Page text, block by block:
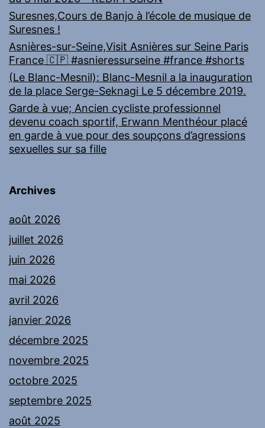
Suresnes,Cours de Banjo à l’école de musique de
Suresnes !
Asnières-sur-Seine,Visit Asnières sur Seine Paris
France 🇨🇵 #asnieressurseine #france #shorts
(Le Blanc-Mesnil): Blanc-Mesnil a la inauguration
de la place Serge-Seknagi Le 5 décembre 2019.
Garde à vue; Ancien cycliste professionnel
devenu coach sportif, Erwann Menthéour placé
en garde à vue pour des soupçons d’agressions
sexuelles sur sa fille
Archives
août 2026
juillet 2026
juin 2026
mai 2026
avril 2026
janvier 2026
décembre 2025
novembre 2025
octobre 2025
septembre 2025
août 2025